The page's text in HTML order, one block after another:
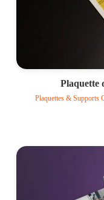
Plaquette
Plaquettes & Supports